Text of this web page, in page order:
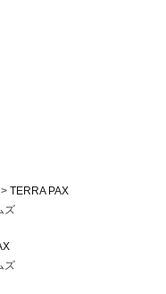
TERRA PAX
ズ
ズ